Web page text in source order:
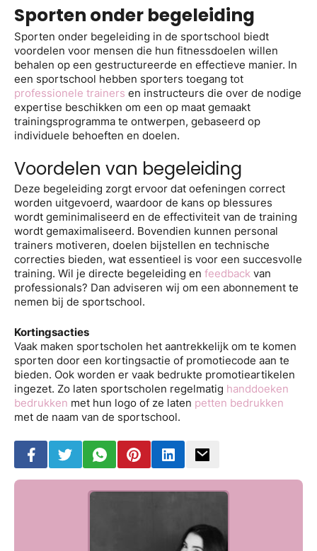
Sporten onder begeleiding
Sporten onder begeleiding in de sportschool biedt
voordelen voor mensen die hun fitnessdoelen willen
behalen op een gestructureerde en effectieve manier. In
een sportschool hebben sporters toegang tot
professionele trainers en instructeurs die over de nodige
expertise beschikken om een op maat gemaakt
trainingsprogramma te ontwerpen, gebaseerd op
individuele behoeften en doelen.
Voordelen van begeleiding
Deze begeleiding zorgt ervoor dat oefeningen correct
worden uitgevoerd, waardoor de kans op blessures
wordt geminimaliseerd en de effectiviteit van de training
wordt gemaximaliseerd. Bovendien kunnen personal
trainers motiveren, doelen bijstellen en technische
correcties bieden, wat essentieel is voor een succesvolle
training. Wil je directe begeleiding en feedback van
professionals? Dan adviseren wij om een abonnement te
nemen bij de sportschool.
Kortingsacties
Vaak maken sportscholen het aantrekkelijk om te komen
sporten door een kortingsactie of promotiecode aan te
bieden. Ook worden er vaak bedrukte promotieartikelen
ingezet. Zo laten sportscholen regelmatig handdoeken
bedrukken met hun logo of ze laten petten bedrukken
met de naam van de sportschool.